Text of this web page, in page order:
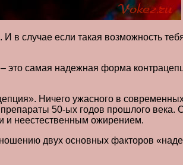
случае если такая возможность
это самая надежная форма
Ничего ужасного в
50-ых годов прошлого века.
и неестественным ожирением.
двух основных факторов